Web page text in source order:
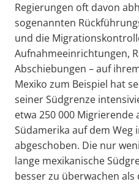
Regierungen oft davon
sogenannten
und die
Aufnahmeeinrichtungen,
Abschiebungen – auf
Mexiko zum Beispiel hat
seiner Südgrenze
etwa 250 000 Migrierende
Südamerika auf dem Weg
abgeschoben. Die nur
lange mexikanische
besser zu überwachen